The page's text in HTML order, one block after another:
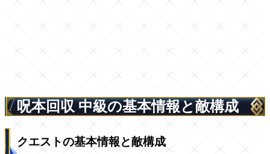
呪本回収 中級の基本情報と敵構成
クエストの基本情報と敵構成